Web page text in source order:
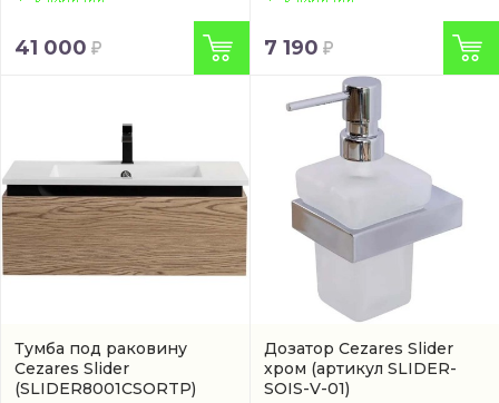
41 000 7 190
Тумба под раковину
Cezares Slider
(SLIDER8001CSORTP)
Дозатор Cezares Slider
хром (артикул SLIDER-
SOIS-V-01)